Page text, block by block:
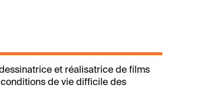
dessinatrice et réalisatrice de films
de vie difficile des